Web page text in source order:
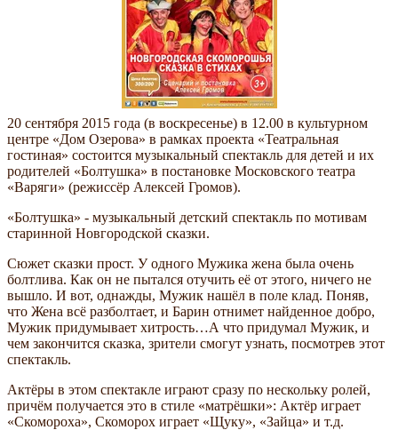
20 сентября 2015 года (в воскресенье) в 12.00 в культурном
центре «Дом Озерова» в рамках проекта «Театральная
гостиная» состоится музыкальный спектакль для детей и их
родителей «Болтушка» в постановке Московского театра
«Варяги» (режиссёр Алексей Громов).
«Болтушка» - музыкальный детский спектакль по мотивам
старинной Новгородской сказки.
Сюжет сказки прост. У одного Мужика жена была очень
болтлива. Как он не пытался отучить её от этого, ничего не
вышло. И вот, однажды, Мужик нашёл в поле клад. Поняв,
что Жена всё разболтает, и Барин отнимет найденное добро,
Мужик придумывает хитрость…А что придумал Мужик, и
чем закончится сказка, зрители смогут узнать, посмотрев этот
спектакль.
Актёры в этом спектакле играют сразу по нескольку ролей,
причём получается это в стиле «матрёшки»: Актёр играет
«Скомороха», Скоморох играет «Щуку», «Зайца» и т.д.